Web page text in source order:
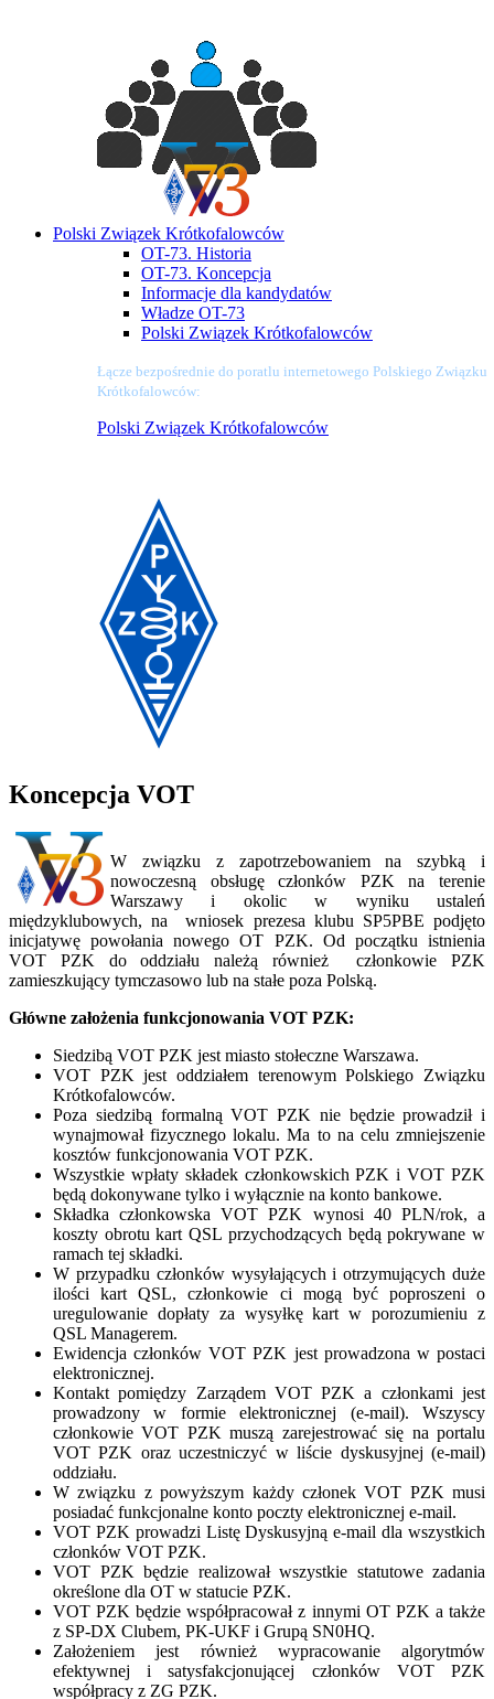
Polski Związek Krótkofalowców
OT-73. Historia
OT-73. Koncepcja
Informacje dla kandydatów
Władze OT-73
Polski Związek Krótkofalowców
Łącze bezpośrednie do poratlu internetowego Polskiego Związku
Krótkofalowców:
Polski Związek Krótkofalowców
Koncepcja VOT
W związku z zapotrzebowaniem na szybką i
nowoczesną obsługę członków PZK na terenie
Warszawy i okolic w wyniku ustaleń
międzyklubowych, na wniosek prezesa klubu SP5PBE podjęto
inicjatywę powołania nowego OT PZK. Od początku istnienia
VOT PZK do oddziału należą również członkowie PZK
zamieszkujący tymczasowo lub na stałe poza Polską.
Główne założenia funkcjonowania VOT PZK:
Siedzibą VOT PZK jest miasto stołeczne Warszawa.
VOT PZK jest oddziałem terenowym Polskiego Związku
Krótkofalowców.
Poza siedzibą formalną VOT PZK nie będzie prowadził i
wynajmował fizycznego lokalu. Ma to na celu zmniejszenie
kosztów funkcjonowania VOT PZK.
Wszystkie wpłaty składek członkowskich PZK i VOT PZK
będą dokonywane tylko i wyłącznie na konto bankowe.
Składka członkowska VOT PZK wynosi 40 PLN/rok, a
koszty obrotu kart QSL przychodzących będą pokrywane w
ramach tej składki.
W przypadku członków wysyłających i otrzymujących duże
ilości kart QSL, członkowie ci mogą być poproszeni o
uregulowanie dopłaty za wysyłkę kart w porozumieniu z
QSL Managerem.
Ewidencja członków VOT PZK jest prowadzona w postaci
elektronicznej.
Kontakt pomiędzy Zarządem VOT PZK a członkami jest
prowadzony w formie elektronicznej (e-mail). Wszyscy
członkowie VOT PZK muszą zarejestrować się na portalu
VOT PZK oraz uczestniczyć w liście dyskusyjnej (e-mail)
oddziału.
W związku z powyższym każdy członek VOT PZK musi
posiadać funkcjonalne konto poczty elektronicznej e-mail.
VOT PZK prowadzi Listę Dyskusyjną e-mail dla wszystkich
członków VOT PZK.
VOT PZK będzie realizował wszystkie statutowe zadania
określone dla OT w statucie PZK.
VOT PZK będzie współpracował z innymi OT PZK a także
z SP-DX Clubem, PK-UKF i Grupą SN0HQ.
Założeniem jest również wypracowanie algorytmów
efektywnej i satysfakcjonującej członków VOT PZK
współpracy z ZG PZK.